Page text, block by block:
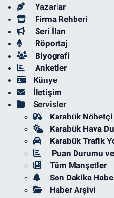
Yazarlar
Firma Rehberi
Seri İlan
Röportaj
Biyografi
Anketler
Künye
İletişim
Servisler
Karabük
Karabük Hava
Karabük Trafik
Puan Durumu
Tüm Manşetler
Son Dakika
Haber Arşivi